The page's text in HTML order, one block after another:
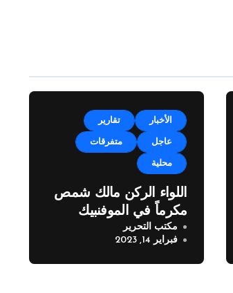
الأخبار تقارير
عاجل متفرقات
محلية
اللواء الركن مالك شمص
مكرماً في الموفنبيك
بيروت
مكتب التحرير
فبراير 14, 2023